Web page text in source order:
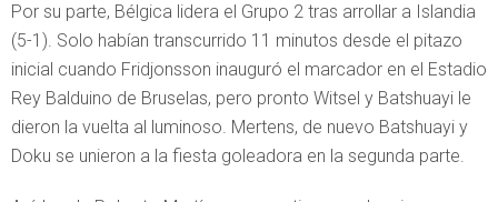
Por su parte, Bélgica lidera el Grupo 2 tras arrollar a Islandia
(5-1). Solo habían transcurrido 11 minutos desde el pitazo
inicial cuando Fridjonsson inauguró el marcador en el Estadio
Rey Balduino de Bruselas, pero pronto Witsel y Batshuayi le
dieron la vuelta al luminoso. Mertens, de nuevo Batshuayi y
Doku se unieron a la fiesta goleadora en la segunda parte.